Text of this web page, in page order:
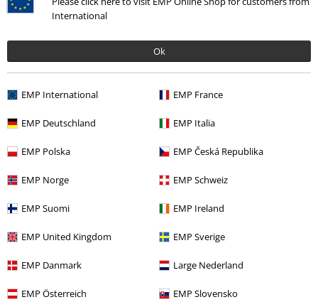
International
Ok
EMP International EMP France
EMP Deutschland EMP Italia
EMP Polska EMP Česká Republika
EMP Norge EMP Schweiz
EMP Suomi EMP Ireland
EMP United Kingdom EMP Sverige
EMP Danmark Large Nederland
EMP Österreich EMP Slovensko
Senast besökt